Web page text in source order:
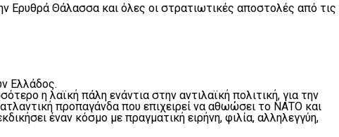
Ερυθρά Θάλασσα και όλες οι στρατιωτικές αποστολές από τις
Ελλάδος.
η λαϊκή πάλη ενάντια στην αντιλαϊκή πολιτική, για την
προπαγάνδα που επιχειρεί να αθωώσει το ΝΑΤΟ και
έναν κόσμο με πραγματική ειρήνη, φιλία, αλληλεγγύη,